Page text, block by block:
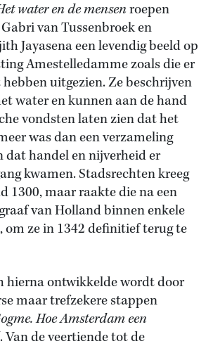
water en de mensenroepen
van Tussenbroek en
Jayasena een levendig beeld op
Amestelledamme zoals die er
uitgezien. Ze beschrijven
water en kunnen aan de hand
vondsten laten zien dat het
was dan een verzameling
dat handel en nijverheid er
kwamen. Stadsrechten kreeg
1300, maar raakte die na een
van Holland binnen enkele
om ze in 1342 definitief terug te
hierna ontwikkelde wordt door
maar trefzekere stappen
Hoe Amsterdam een
. Van de veertiende tot de